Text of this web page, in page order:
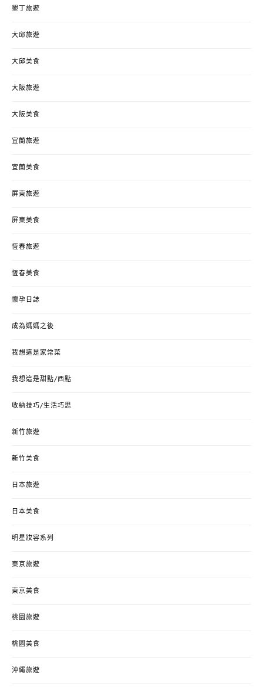
墾丁旅遊
大邱旅遊
大邱美食
大阪旅遊
大阪美食
宜蘭旅遊
宜蘭美食
屏東旅遊
屏東美食
恆春旅遊
恆春美食
懷孕日誌
成為媽媽之後
我想這是家常菜
我想這是甜點/西點
收納技巧/生活巧思
新竹旅遊
新竹美食
日本旅遊
日本美食
明星妝容系列
東京旅遊
東京美食
桃園旅遊
桃園美食
沖繩旅遊